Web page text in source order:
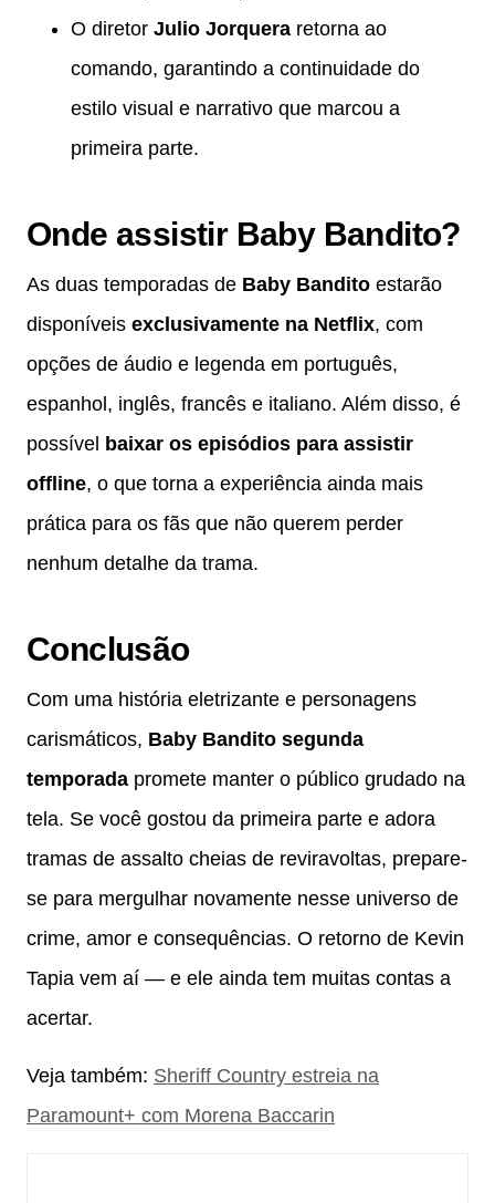
O diretor Julio Jorquera retorna ao
comando, garantindo a continuidade do
estilo visual e narrativo que marcou a
primeira parte.
Onde assistir Baby Bandito?
As duas temporadas de Baby Bandito estarão
disponíveis exclusivamente na Netflix, com
opções de áudio e legenda em português,
espanhol, inglês, francês e italiano. Além disso, é
possível baixar os episódios para assistir
offline, o que torna a experiência ainda mais
prática para os fãs que não querem perder
nenhum detalhe da trama.
Conclusão
Com uma história eletrizante e personagens
carismáticos, Baby Bandito segunda
temporada promete manter o público grudado na
tela. Se você gostou da primeira parte e adora
tramas de assalto cheias de reviravoltas, prepare-
se para mergulhar novamente nesse universo de
crime, amor e consequências. O retorno de Kevin
Tapia vem aí — e ele ainda tem muitas contas a
acertar.
Veja também: Sheriff Country estreia na
Paramount+ com Morena Baccarin